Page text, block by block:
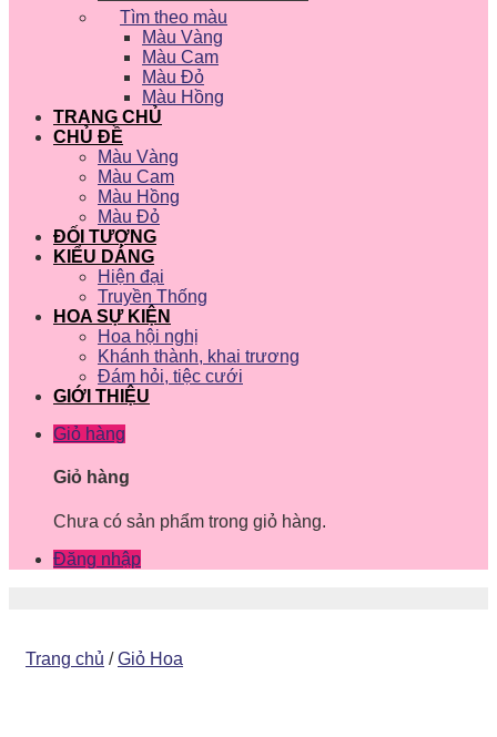
Tìm theo màu
Màu Vàng
Màu Cam
Màu Đỏ
Màu Hồng
TRANG CHỦ
CHỦ ĐỀ
Màu Vàng
Màu Cam
Màu Hồng
Màu Đỏ
ĐỐI TƯỢNG
KIỂU DÁNG
Hiện đại
Truyền Thống
HOA SỰ KIỆN
Hoa hội nghị
Khánh thành, khai trương
Đám hỏi, tiệc cưới
GIỚI THIỆU
Giỏ hàng
Giỏ hàng
Chưa có sản phẩm trong giỏ hàng.
Đăng nhập
Trang chủ / Giỏ Hoa